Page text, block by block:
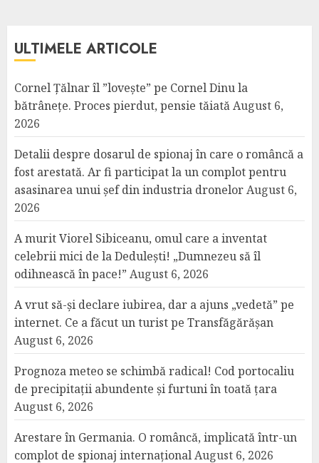
ULTIMELE ARTICOLE
Cornel Țălnar îl ”lovește” pe Cornel Dinu la
bătrânețe. Proces pierdut, pensie tăiatăAugust 6,
2026
Detalii despre dosarul de spionaj în care o româncă a
fost arestată. Ar fi participat la un complot pentru
asasinarea unui șef din industria dronelorAugust 6,
2026
A murit Viorel Sibiceanu, omul care a inventat
celebrii mici de la Dedulești! „Dumnezeu să îl
odihnească în pace!” August 6, 2026
A vrut să-și declare iubirea, dar a ajuns „vedetă” pe
internet. Ce a făcut un turist pe Transfăgărășan
August 6, 2026
Prognoza meteo se schimbă radical! Cod portocaliu
de precipitații abundente și furtuni în toată țara
August 6, 2026
Arestare în Germania. O româncă, implicată într-un
complot de spionaj internaționalAugust 6, 2026